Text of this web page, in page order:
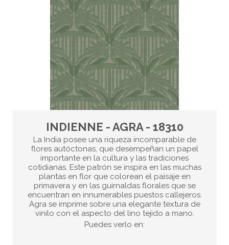
INDIENNE - AGRA - 18310
La India posee una riqueza incomparable de
flores autóctonas, que desempeñan un papel
importante en la cultura y las tradiciones
cotidianas. Este patrón se inspira en las muchas
plantas en flor que colorean el paisaje en
primavera y en las guirnaldas florales que se
encuentran en innumerables puestos callejeros.
Agra se imprime sobre una elegante textura de
vinilo con el aspecto del lino tejido a mano.
Puedes verlo en: